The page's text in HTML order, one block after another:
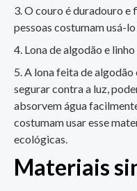
O couro é duradouro e
pessoas costumam usá-
Lona de algodão e linho
A lona feita de algodão
segurar contra a luz,
absorvem água
costumam usar esse
ecológicas.
Materiais